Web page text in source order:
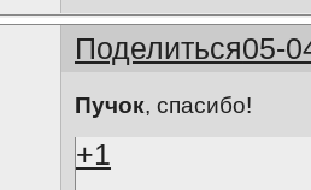
Поделиться05-
Пучок, спасибо!
+1